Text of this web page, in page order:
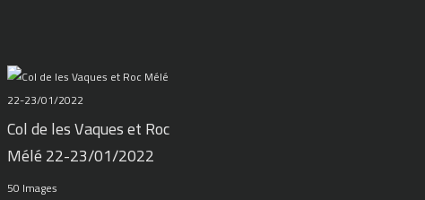
Col de les Vaques et Roc
Mélé 22-23/01/2022
50 Images